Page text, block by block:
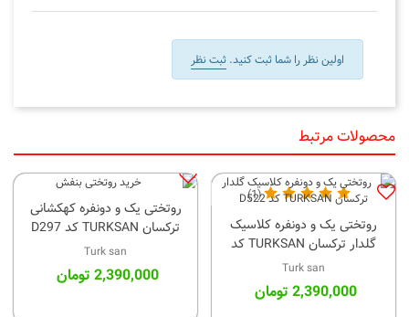
اولین نظر را شما ثبت کنید. ثبت نظر
محصولات مرتبط
روتختی یک و دونفره کلاسیک
گلدار ترکسان TURKSAN کد
D522
Turk san
2,390,000 تومان
(1)
روتختی یک و دونفره کهکشانی
ترکسان TURKSAN کد D297
Turk san
2,390,000 تومان